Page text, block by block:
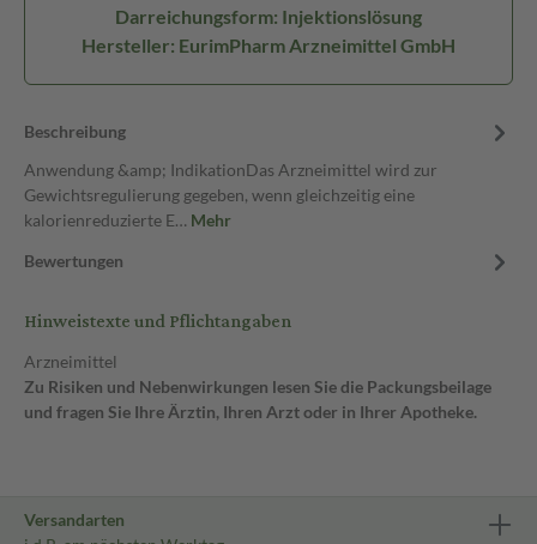
Darreichungsform: Injektionslösung
Hersteller: EurimPharm Arzneimittel GmbH
Beschreibung
Anwendung &amp; IndikationDas Arzneimittel wird zur
Gewichtsregulierung gegeben, wenn gleichzeitig eine
kalorienreduzierte E… Mehr
Bewertungen
Hinweistexte und Pflichtangaben
Arzneimittel
Zu Risiken und Nebenwirkungen lesen Sie die Packungsbeilage
und fragen Sie Ihre Ärztin, Ihren Arzt oder in Ihrer Apotheke.
Versandarten